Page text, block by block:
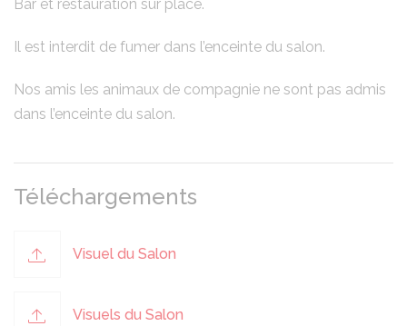
Bar et restauration sur place.
Il est interdit de fumer dans l’enceinte du salon.
Nos amis les animaux de compagnie ne sont pas admis
dans l’enceinte du salon.
Téléchargements
Visuel du Salon
Visuels du Salon